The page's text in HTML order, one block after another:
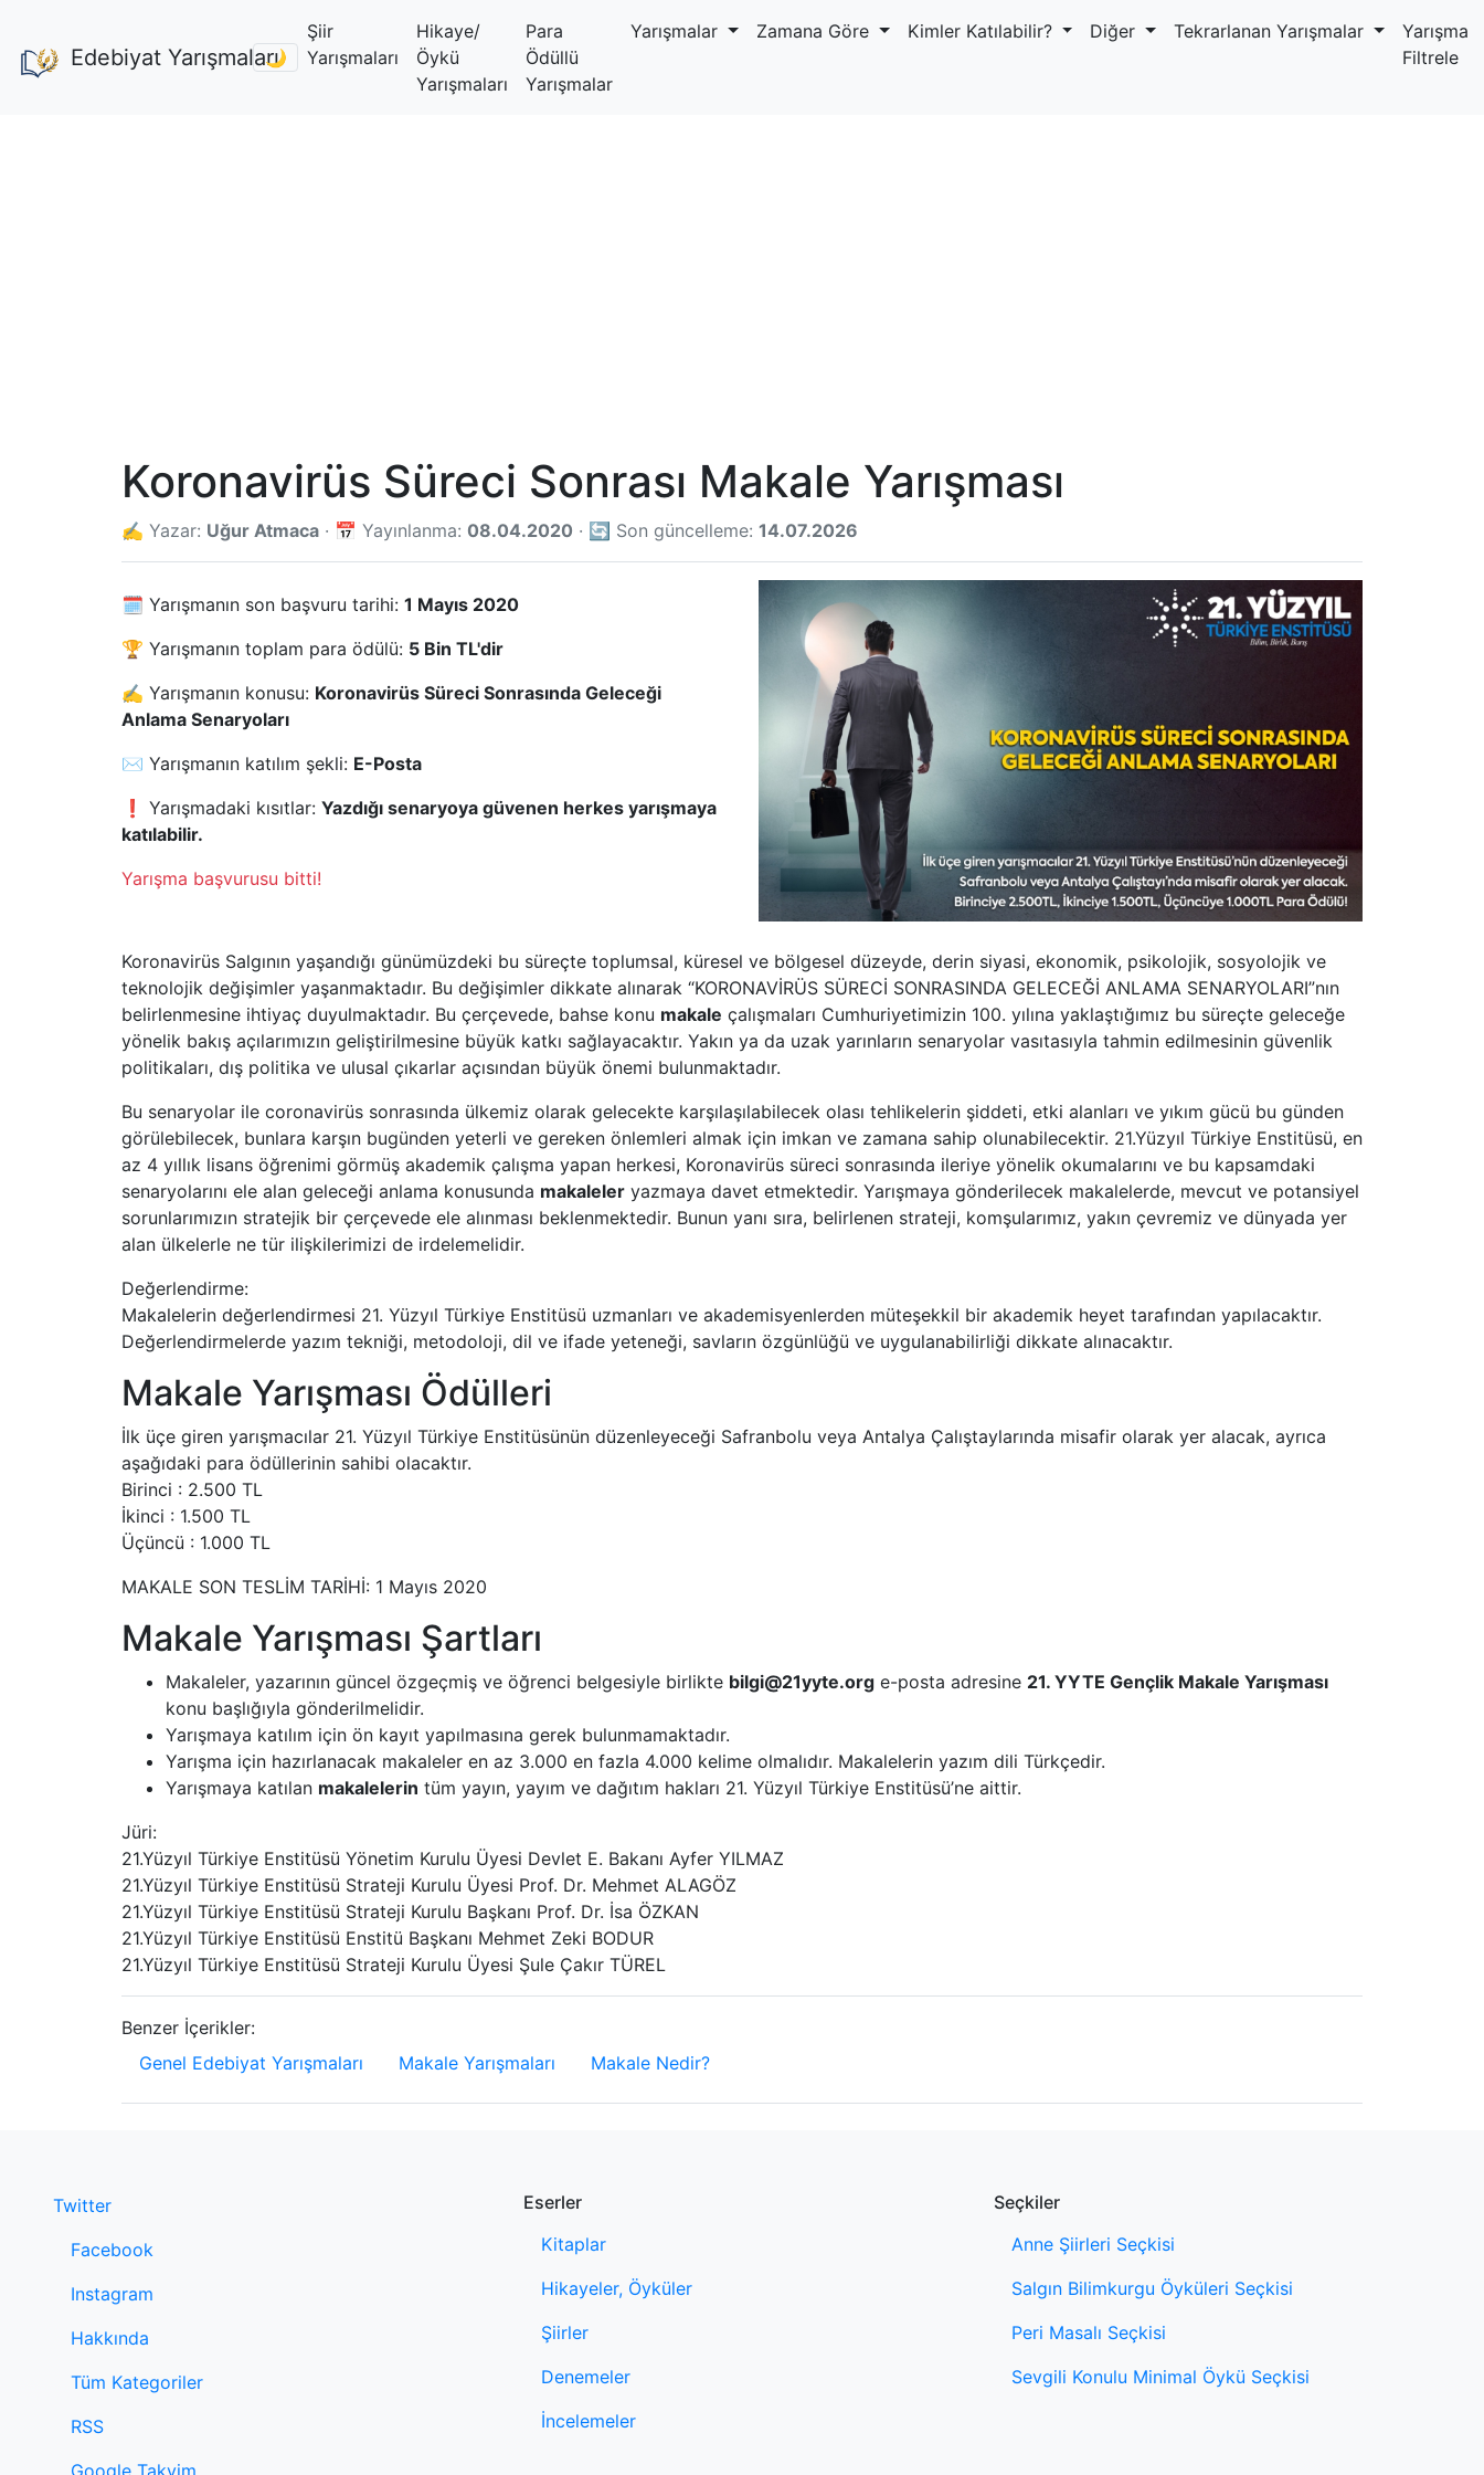
Edebiyat Yarışmaları
🌙
Şiir
Yarışmaları
Hikaye/
Öykü
Yarışmaları
Para
Ödüllü
Yarışmalar
Yarışmalar Zamana Göre Kimler Katılabilir? Diğer Tekrarlanan Yarışmalar
Yarışma
Filtrele
Koronavirüs Süreci Sonrası Makale Yarışması
✍️ Yazar: Uğur Atmaca · 📅 Yayınlanma: 08.04.2020 · 🔄 Son güncelleme: 14.07.2026
🗓️ Yarışmanın son başvuru tarihi: 1 Mayıs 2020
🏆 Yarışmanın toplam para ödülü: 5 Bin TL'dir
✍️ Yarışmanın konusu: Koronavirüs Süreci Sonrasında Geleceği
Anlama Senaryoları
✉️ Yarışmanın katılım şekli: E-Posta
❗ Yarışmadaki kısıtlar: Yazdığı senaryoya güvenen herkes yarışmaya
katılabilir.
Yarışma başvurusu bitti!
Koronavirüs Salgının yaşandığı günümüzdeki bu süreçte toplumsal, küresel ve bölgesel düzeyde, derin siyasi, ekonomik, psikolojik, sosyolojik ve
teknolojik değişimler yaşanmaktadır. Bu değişimler dikkate alınarak “KORONAVİRÜS SÜRECİ SONRASINDA GELECEĞİ ANLAMA SENARYOLARI”nın
belirlenmesine ihtiyaç duyulmaktadır. Bu çerçevede, bahse konu makale çalışmaları Cumhuriyetimizin 100. yılına yaklaştığımız bu süreçte geleceğe
yönelik bakış açılarımızın geliştirilmesine büyük katkı sağlayacaktır. Yakın ya da uzak yarınların senaryolar vasıtasıyla tahmin edilmesinin güvenlik
politikaları, dış politika ve ulusal çıkarlar açısından büyük önemi bulunmaktadır.
Bu senaryolar ile coronavirüs sonrasında ülkemiz olarak gelecekte karşılaşılabilecek olası tehlikelerin şiddeti, etki alanları ve yıkım gücü bu günden
görülebilecek, bunlara karşın bugünden yeterli ve gereken önlemleri almak için imkan ve zamana sahip olunabilecektir. 21.Yüzyıl Türkiye Enstitüsü, en
az 4 yıllık lisans öğrenimi görmüş akademik çalışma yapan herkesi, Koronavirüs süreci sonrasında ileriye yönelik okumalarını ve bu kapsamdaki
senaryolarını ele alan geleceği anlama konusunda makaleler yazmaya davet etmektedir. Yarışmaya gönderilecek makalelerde, mevcut ve potansiyel
sorunlarımızın stratejik bir çerçevede ele alınması beklenmektedir. Bunun yanı sıra, belirlenen strateji, komşularımız, yakın çevremiz ve dünyada yer
alan ülkelerle ne tür ilişkilerimizi de irdelemelidir.
Değerlendirme:
Makalelerin değerlendirmesi 21. Yüzyıl Türkiye Enstitüsü uzmanları ve akademisyenlerden müteşekkil bir akademik heyet tarafından yapılacaktır.
Değerlendirmelerde yazım tekniği, metodoloji, dil ve ifade yeteneği, savların özgünlüğü ve uygulanabilirliği dikkate alınacaktır.
Makale Yarışması Ödülleri
İlk üçe giren yarışmacılar 21. Yüzyıl Türkiye Enstitüsünün düzenleyeceği Safranbolu veya Antalya Çalıştaylarında misafir olarak yer alacak, ayrıca
aşağıdaki para ödüllerinin sahibi olacaktır.
Birinci : 2.500 TL
İkinci : 1.500 TL
Üçüncü : 1.000 TL
MAKALE SON TESLİM TARİHİ: 1 Mayıs 2020
Makale Yarışması Şartları
Makaleler, yazarının güncel özgeçmiş ve öğrenci belgesiyle birlikte bilgi@21yyte.org e-posta adresine 21. YYTE Gençlik Makale Yarışması
konu başlığıyla gönderilmelidir.
Yarışmaya katılım için ön kayıt yapılmasına gerek bulunmamaktadır.
Yarışma için hazırlanacak makaleler en az 3.000 en fazla 4.000 kelime olmalıdır. Makalelerin yazım dili Türkçedir.
Yarışmaya katılan makalelerin tüm yayın, yayım ve dağıtım hakları 21. Yüzyıl Türkiye Enstitüsü’ne aittir.
Jüri:
21.Yüzyıl Türkiye Enstitüsü Yönetim Kurulu Üyesi Devlet E. Bakanı Ayfer YILMAZ
21.Yüzyıl Türkiye Enstitüsü Strateji Kurulu Üyesi Prof. Dr. Mehmet ALAGÖZ
21.Yüzyıl Türkiye Enstitüsü Strateji Kurulu Başkanı Prof. Dr. İsa ÖZKAN
21.Yüzyıl Türkiye Enstitüsü Enstitü Başkanı Mehmet Zeki BODUR
21.Yüzyıl Türkiye Enstitüsü Strateji Kurulu Üyesi Şule Çakır TÜREL
Benzer İçerikler:
Genel Edebiyat Yarışmaları
Makale Yarışmaları Makale Nedir?
Twitter
Facebook
Instagram
Hakkında
Tüm Kategoriler
RSS
Google Takvim
Eserler
Kitaplar
Hikayeler, Öyküler
Şiirler
Denemeler
İncelemeler
Seçkiler
Anne Şiirleri Seçkisi
Salgın Bilimkurgu Öyküleri Seçkisi
Peri Masalı Seçkisi
Sevgili Konulu Minimal Öykü Seçkisi